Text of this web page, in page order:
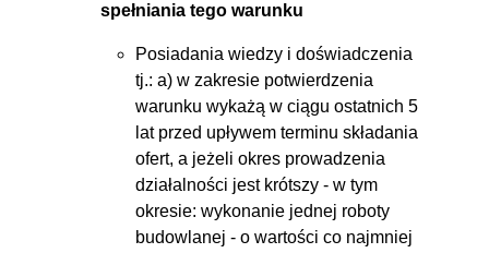
spełniania tego warunku
Posiadania wiedzy i doświadczenia
tj.: a) w zakresie potwierdzenia
warunku wykażą w ciągu ostatnich 5
lat przed upływem terminu składania
ofert, a jeżeli okres prowadzenia
działalności jest krótszy - w tym
okresie: wykonanie jednej roboty
budowlanej - o wartości co najmniej